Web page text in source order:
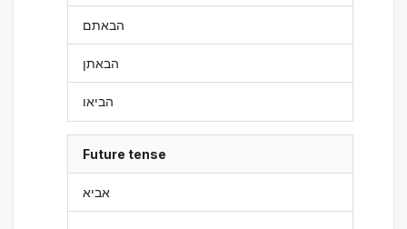
הבאתם
הבאתן
הביאו
Future tense
אביא